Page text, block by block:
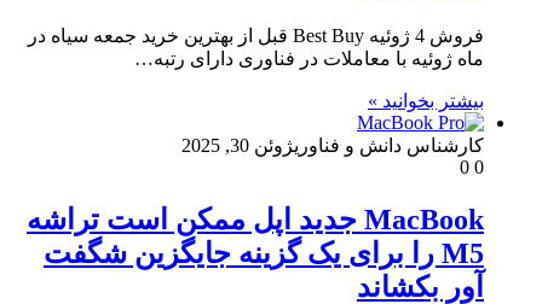
فروش 4 ژوئیه Best Buy قبل از بهترین خرید جمعه سیاه در
ماه ژوئیه با معاملات در فناوری دارای رتبه…
بیشتر بخوانید »
کارشناس دانش و فناوریژوئن 30, 2025
0
MacBook جدید اپل ممکن است تراشه
M5 را برای یک گزینه جایگزین شگفت
آور بکشاند